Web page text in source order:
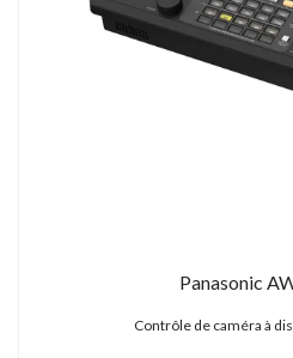
Panasonic
Contrôle de caméra à